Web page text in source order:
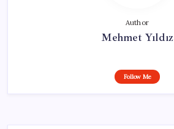
Author
Mehmet Yıldız
Follow Me